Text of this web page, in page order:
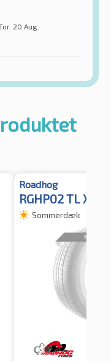
20 Aug.
Roadhog
RGHP02 TL XL
Sommerdæk